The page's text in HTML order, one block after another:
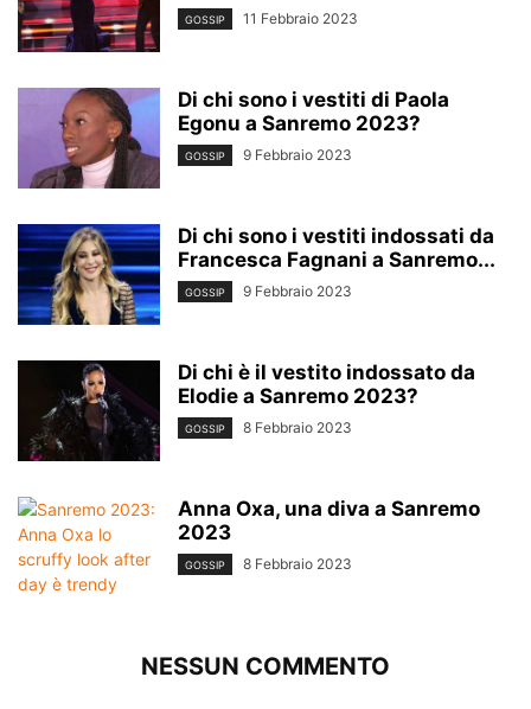
GOSSIP 11 Febbraio 2023
Di chi sono i vestiti di Paola
Egonu a Sanremo 2023?
GOSSIP 9 Febbraio 2023
Di chi sono i vestiti indossati da
Francesca Fagnani a Sanremo...
GOSSIP 9 Febbraio 2023
Di chi è il vestito indossato da
Elodie a Sanremo 2023?
GOSSIP 8 Febbraio 2023
Anna Oxa, una diva a Sanremo
2023
GOSSIP 8 Febbraio 2023
NESSUN COMMENTO